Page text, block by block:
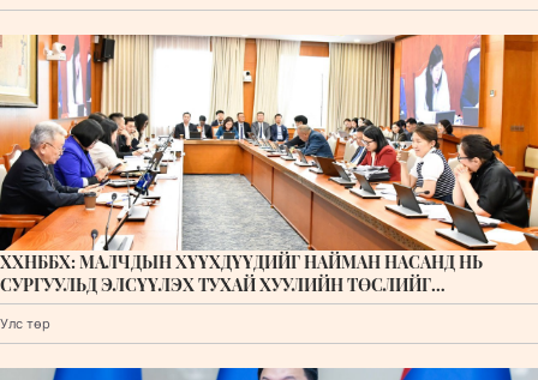
ХХНББХ: МАЛЧДЫН ХҮҮХДҮҮДИЙГ НАЙМАН НАСАНД НЬ
СУРГУУЛЬД ЭЛСҮҮЛЭХ ТУХАЙ ХУУЛИЙН ТӨСЛИЙГ
ХЭЛЭЛЦЭХИЙГ ДЭМЖИВ
Улс төр